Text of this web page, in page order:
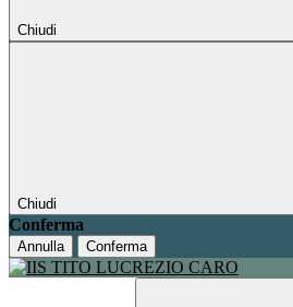
Chiudi
Chiudi
Conferma
Annulla Conferma